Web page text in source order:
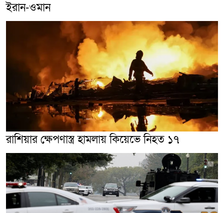
ইরান-ওমান
রাশিয়ার ক্ষেপণাস্ত্র হামলায় কিয়েভে নিহত ১৭